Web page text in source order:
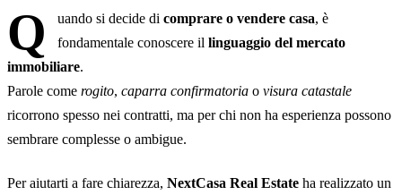
Q uando si decide di comprare o vendere casa, è
fondamentale conoscere il linguaggio del mercato
immobiliare.
Parole come rogito, caparra confirmatoria o visura catastale
ricorrono spesso nei contratti, ma per chi non ha esperienza possono
sembrare complesse o ambigue.
Per aiutarti a fare chiarezza, NextCasa Real Estate ha realizzato un
Conclusione glossario immobiliare: con NextCasa, ogni
termine diventa chiaro